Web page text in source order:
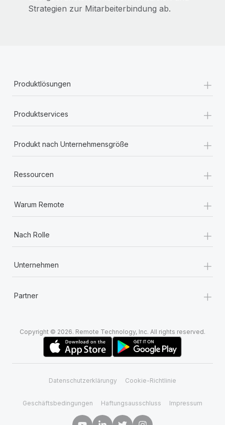
Strategien zur Mitarbeiterbindung ab.
Produktlösungen +
Produktservices +
Produkt nach Unternehmensgröße +
Ressourcen +
Warum Remote +
Nach Rolle +
Unternehmen +
Partner +
Copyright © 2026. Remote Technology, Inc. All rights reserved.
Datenschutzerklärungy Cookie-Richtlinie
Geschäftsbedingungen Haftungsausschluss Impressum